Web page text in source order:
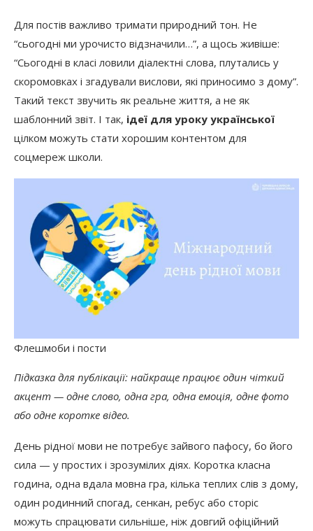
Для постів важливо тримати природний тон. Не
“сьогодні ми урочисто відзначили…”, а щось живіше:
“Сьогодні в класі ловили діалектні слова, плутались у
скоромовках і згадували вислови, які приносимо з дому”.
Такий текст звучить як реальне життя, а не як
шаблонний звіт. І так, ідеї для уроку української
цілком можуть стати хорошим контентом для
соцмереж школи.
Флешмоби і пости
Підказка для публікації: найкраще працює один чіткий
акцент — одне слово, одна гра, одна емоція, одне фото
або одне коротке відео.
День рідної мови не потребує зайвого пафосу, бо його
сила — у простих і зрозумілих діях. Коротка класна
година, одна вдала мовна гра, кілька теплих слів з дому,
один родинний спогад, сенкан, ребус або сторіс
можуть спрацювати сильніше, ніж довгий офіційний